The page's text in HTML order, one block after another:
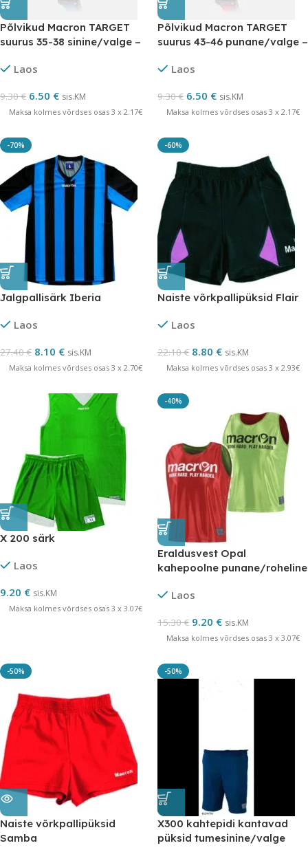
Põlvikud Macron TARGET
suurus 35-38 sinine/valge –
Laos
9.30€ 6.50 € sis.KM
Maksa kolmes võrdses osas 3 x 2.17€
Põlvikud Macron TARGET
suurus 43-46 punane/valge –
Laos
9.30€ 6.50 € sis.KM
Maksa kolmes võrdses osas 3 x 2.17€
-70%
Jalgpallisärk Iberia
Laos
27.40€ 8.10 € sis.KM
Maksa kolmes võrdses osas 3 x 2.70€
-60%
Naiste võrkpallipüksid Flair
Laos
22.10€ 8.80 € sis.KM
Maksa kolmes võrdses osas 3 x 2.93€
X 200 särk
Laos
9.20 € sis.KM
Maksa kolmes võrdses osas 3 x 3.07€
-40%
Eraldusvest Opal
kahepoolne punane/roheline
Laos
15.30€ 9.20 € sis.KM
Maksa kolmes võrdses osas 3 x 3.07€
-50%
Naiste võrkpallipüksid
Samba
-50%
X300 kahtepidi kantavad
püksid tumesinine/valge